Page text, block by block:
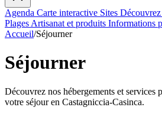
Agenda Carte interactive Sites
Plages Artisanat et produits Informations
Accueil/Séjourner
Séjourner
Découvrez nos hébergements et services
votre séjour en Castagniccia-Casinca.